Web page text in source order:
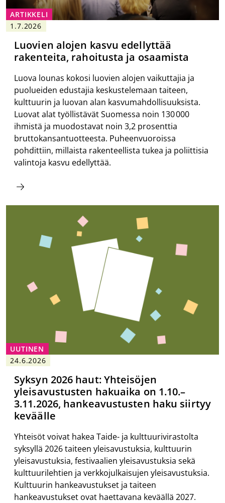
ARTIKKELI
1.7.2026
Luovien alojen kasvu edellyttää
rakenteita, rahoitusta ja osaamista
Luova lounas kokosi luovien alojen vaikuttajia ja
puolueiden edustajia keskustelemaan taiteen,
kulttuurin ja luovan alan kasvumahdollisuuksista.
Luovat alat työllistävät Suomessa noin 130 000
ihmistä ja muodostavat noin 3,2 prosenttia
bruttokansantuotteesta. Puheenvuoroissa
pohdittiin, millaista rakenteellista tukea ja poliittisia
valintoja kasvu edellyttää.
UUTINEN
24.6.2026
Syksyn 2026 haut: Yhteisöjen
yleisavustusten hakuaika on 1.10.–
3.11.2026, hankeavustusten haku siirtyy
keväälle
Yhteisöt voivat hakea Taide- ja kulttuurivirastolta
syksyllä 2026 taiteen yleisavustuksia, kulttuurin
yleisavustuksia, festivaalien yleisavustuksia sekä
kulttuurilehtien ja verkkojulkaisujen yleisavustuksia.
Kulttuurin hankeavustukset ja taiteen
hankeavustukset ovat haettavana keväällä 2027.